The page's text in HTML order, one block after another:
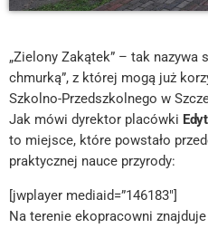
„Zielony Zakątek” – tak nazywa
chmurką”, z której mogą już
Szkolno-Przedszkolnego w
Jak mówi dyrektor placówki
to miejsce, które powstało
praktycznej nauce przyrody:
[jwplayer mediaid=”146183″]
Na terenie ekopracowni